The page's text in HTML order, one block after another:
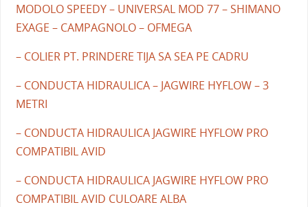
MODOLO SPEEDY – UNIVERSAL MOD 77 – SHIMANO
EXAGE – CAMPAGNOLO – OFMEGA
– COLIER PT. PRINDERE TIJA SA SEA PE CADRU
– CONDUCTA HIDRAULICA – JAGWIRE HYFLOW – 3
METRI
– CONDUCTA HIDRAULICA JAGWIRE HYFLOW PRO
COMPATIBIL AVID
– CONDUCTA HIDRAULICA JAGWIRE HYFLOW PRO
COMPATIBIL AVID CULOARE ALBA